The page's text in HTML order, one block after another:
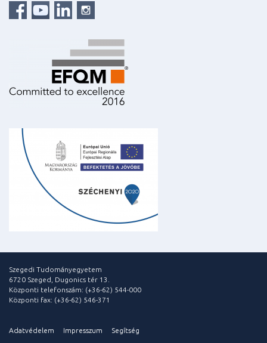
Szegedi Tudományegyetem
6720 Szeged, Dugonics tér 13.
Központi telefonszám: (+36-62) 544-000
Központi fax: (+36-62) 546-371
Adatvédelem Impresszum Segítség